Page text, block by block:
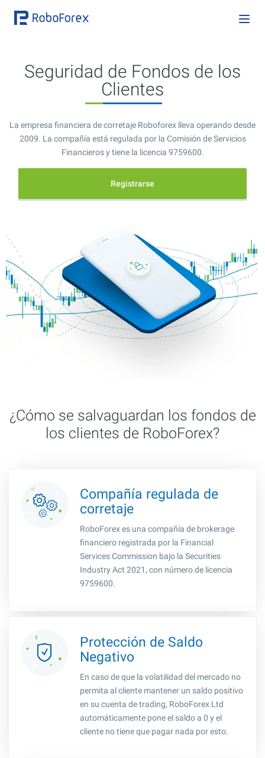
Seguridad de Fondos de los
Clientes
La empresa financiera de corretaje Roboforex lleva operando desde
2009. La compañía está regulada por la Comisión de Servicios
Financieros y tiene la licencia 9759600.
Registrarse
¿Cómo se salvaguardan los fondos de
los clientes de RoboForex?
Compañía regulada de
corretaje
RoboForex es una compañía de brokerage
financiero registrada por la Financial
Services Commission bajo la Securities
Industry Act 2021, con número de licencia
9759600.
Protección de Saldo
Negativo
En caso de que la volatilidad del mercado no
permita al cliente mantener un saldo positivo
en su cuenta de trading, RoboForex Ltd
automáticamente pone el saldo a 0 y el
cliente no tiene que pagar nada por esto.